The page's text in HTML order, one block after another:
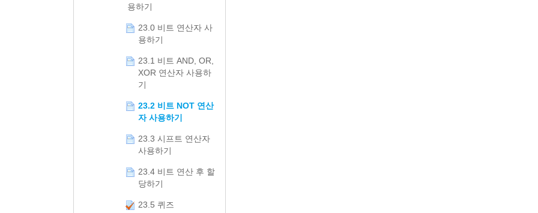
용하기
23.0 비트 연산자 사
용하기
23.1 비트 AND, OR,
XOR 연산자 사용하
기
23.2 비트 NOT 연산
자 사용하기
23.3 시프트 연산자
사용하기
23.4 비트 연산 후 할
당하기
23.5 퀴즈